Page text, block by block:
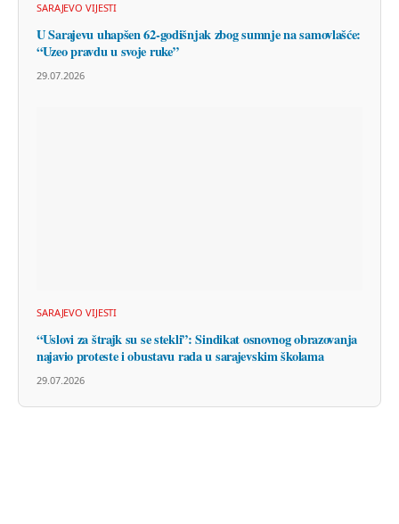
SARAJEVO VIJESTI
U Sarajevu uhapšen 62-godišnjak zbog sumnje na samovlašće:
“Uzeo pravdu u svoje ruke”
29.07.2026
SARAJEVO VIJESTI
“Uslovi za štrajk su se stekli”: Sindikat osnovnog obrazovanja
najavio proteste i obustavu rada u sarajevskim školama
29.07.2026